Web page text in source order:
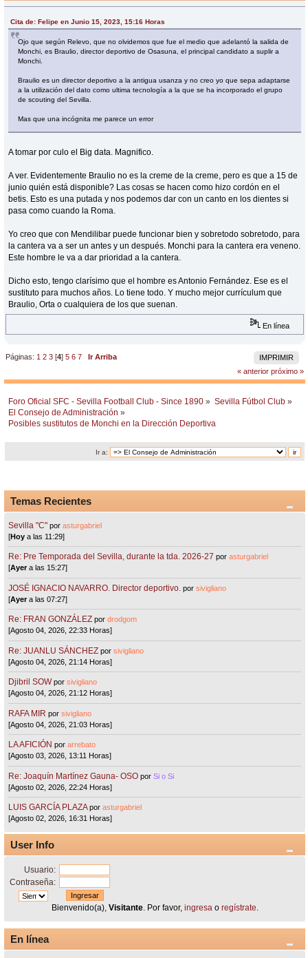
Cita de: Felipe en Junio 15, 2023, 15:16 Horas
Ojo que según Relevo, que no olvidemos que fue el medio que adelantó la salida de
Monchi, es Braulio, director deportivo de Osasuna, el principal candidato a suplir a
Monchi.
Braulio es un director deportivo a la antigua usanza y no creo yo que sepa adaptarse
a la utilización del dato como ultima tecnología a la que se ha incorporado el grupo
de scouting del Sevilla.
Mas que una incógnita me parece un error
A tomar por culo el Big data. Magnifico.
A ver. Evidentemente Braulio no es la creme de la creme, pero es que a 15 de
junio quién está disponible? Las cosas se hacen como hizo cordón en el
betis. Esto es una putada y nos podemos dar con un canto en los dientes si
pasa como cuando la Roma.
Yo creo que con Mendilibar puede funcionar bien y sobretodo sobretodo, para
la cantera va a ser un antes y un después. Monchi para la cantera era veneno.
Este hombre le va a dar prioridad a la cantera.
Dicho esto, tengo clarísimo que el hombre es Antonio Fernández. Ese es el
sustituto para muchos años. Lo tiene todo. Y mucho mejor currículum que
Braulio, Orta o cualquiera de los que suenan.
En línea
IMPRIMIR
Páginas: 1 2 3 [4]5 6 7
Ir Arriba
« anterior próximo »
Foro Oficial SFC - Sevilla Football Club - Since 1890 » Sevilla Fútbol Club »
El Consejo de Administración »
Posibles sustitutos de Monchi en la Dirección Deportiva
Ir a:
Temas Recientes
Sevilla "C"porasturgabriel
[Hoy a las 11:29]
Re: Pre Temporada del Sevilla, durante la tda. 2026-27 porasturgabriel
[Ayera las 15:27]
JOSÉ IGNACIO NAVARRO. Director deportivo. porsivigliano
[Ayera las 07:27]
Re: FRAN GONZÁLEZ pordrodgom
[Agosto 04, 2026, 22:33 Horas]
Re: JUANLU SÁNCHEZ porsivigliano
[Agosto 04, 2026, 21:14 Horas]
Djibril SOW porsivigliano
[Agosto 04, 2026, 21:12 Horas]
RAFA MIR porsivigliano
[Agosto 04, 2026, 21:03 Horas]
LA AFICIÓN porarrebato
[Agosto 03, 2026, 13:11 Horas]
Re: Joaquín Martínez Gauna- OSO porSi o Si
[Agosto 02, 2026, 22:24 Horas]
LUIS GARCÍA PLAZA porasturgabriel
[Agosto 02, 2026, 16:31 Horas]
User Info
Usuario:
Contraseña:
Bienvenido(a), Visitante. Por favor, ingresao regístrate.
En línea